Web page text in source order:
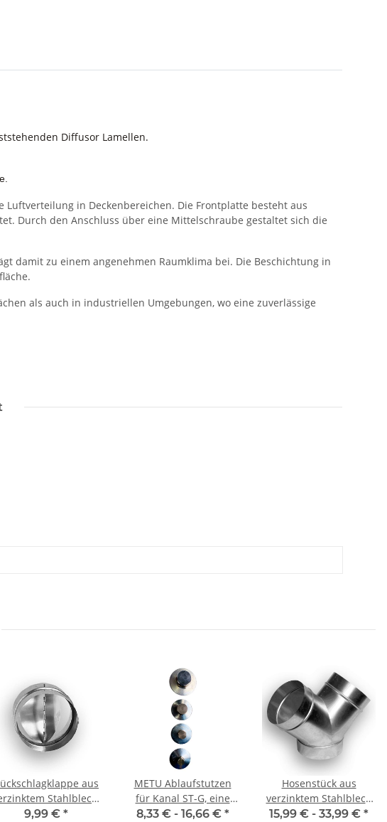
Diffusor Lamellen.
in Deckenbereichen. Die Frontplatte besteht aus
Durch den Anschluss über eine Mittelschraube gestaltet sich die
damit zu einem angenehmen Raumklima bei. Die Beschichtung in
als auch in industriellen Umgebungen, wo eine zuverlässige
aus
Stahlblech,
Ø 100-400 mm, für
9,99 € *
METU Ablaufstutzen
für Kanal ST-G, eine
Anschluss, mit
8,33 € - 16,66 € *
Hosenstück aus
verzinktem Stahlblech
(Y-Stück), Ø 100-315
15,99 € - 33,99 € *